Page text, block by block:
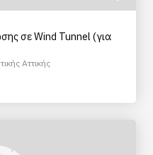
σε Wind Tunnel (για
Αττικής